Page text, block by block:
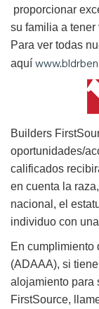
proporcionar
su familia a
Para ver todas
aquí
Builders
oportunidades/
calificados
en cuenta la
nacional, el
individuo con
En cumplimiento
(ADAAA), si
alojamiento para
FirstSource,